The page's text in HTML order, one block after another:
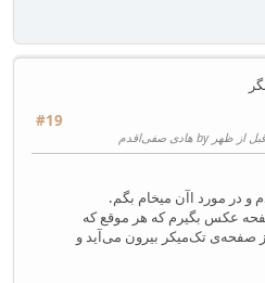
#19
در مورد اآن میخام بگم.
عکس بگیرم که هر موقع که
صفحه‌ی تک‌میکر بیرون می‌آید و